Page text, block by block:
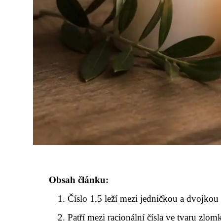
Obsah článku:
Číslo 1,5 leží mezi jedničkou a dvojkou
Patří mezi racionální čísla ve tvaru